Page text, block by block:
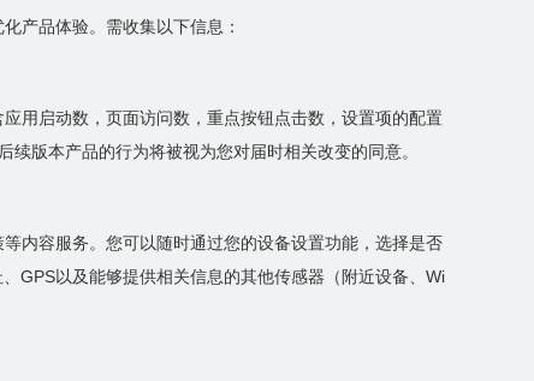
产品体验。需收集以下信息：
用启动数，页面访问数，重点按钮点击数，设置项的配置
版本产品的行为将被视为您对届时相关改变的同意。
内容服务。您可以随时通过您的设备设置功能，选择是否
GPS以及能够提供相关信息的其他传感器（附近设备、Wi